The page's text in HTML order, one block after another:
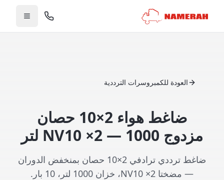
العودة للكمبروسرات الترددية
ضاغط هواء 2×10 حصان
مزدوج NV10 ×2 — 1000 لتر
ضاغط ترددي ترادفي 2×10 حصان بمنخفض الدوران
— مضختا NV10 ×2، خزان 1000 لتر، 10 بار.